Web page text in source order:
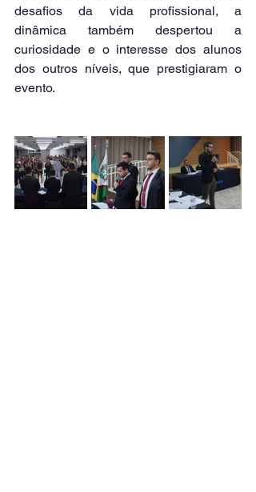
desafios da vida profissional, a
dinâmica também despertou a
curiosidade e o interesse dos alunos
dos outros níveis, que prestigiaram o
evento.